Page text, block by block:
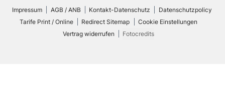
Impressum AGB / ANB Kontakt-Datenschutz
Datenschutzpolicy
Tarife Print / Online
Redirect Sitemap
Cookie Einstellungen
Vertrag widerrufen
Fotocredits